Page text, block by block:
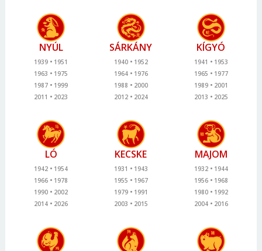
NYÚL
1939
1951
1963
1975
1987
1999
2011
2023
SÁRKÁNY
1940
1952
1964
1976
1988
2000
2012
2024
KÍGYÓ
1941
1953
1965
1977
1989
2001
2013
2025
LÓ
1942
1954
1966
1978
1990
2002
2014
2026
KECSKE
1931
1943
1955
1967
1979
1991
2003
2015
MAJOM
1932
1944
1956
1968
1980
1992
2004
2016